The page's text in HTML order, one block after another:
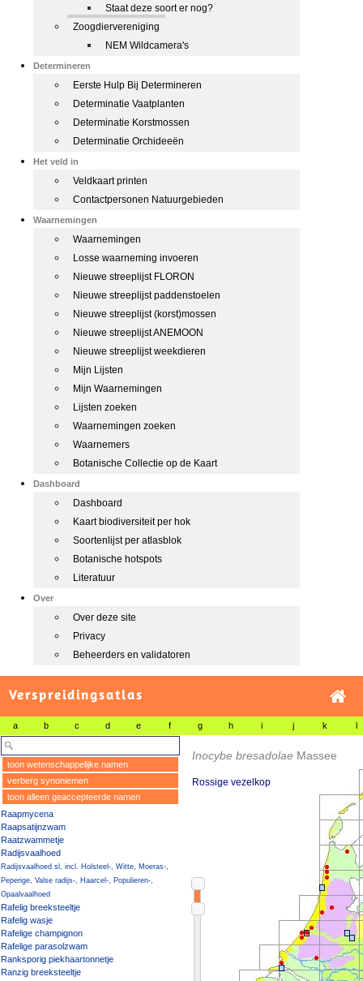
Staat deze soort er nog?
Zoogdiervereniging
NEM Wildcamera's
Determineren
Eerste Hulp Bij Determineren
Determinatie Vaatplanten
Determinatie Korstmossen
Determinatie Orchideeën
Het veld in
Veldkaart printen
Contactpersonen Natuurgebieden
Waarnemingen
Waarnemingen
Losse waarneming invoeren
Nieuwe streeplijst FLORON
Nieuwe streeplijst paddenstoelen
Nieuwe streeplijst (korst)mossen
Nieuwe streeplijst ANEMOON
Nieuwe streeplijst weekdieren
Mijn Lijsten
Mijn Waarnemingen
Lijsten zoeken
Waarnemingen zoeken
Waarnemers
Botanische Collectie op de Kaart
Dashboard
Dashboard
Kaart biodiversiteit per hok
Soortenlijst per atlasblok
Botanische hotspots
Literatuur
Over
Over deze site
Privacy
Beheerders en validatoren
Verspreidingsatlas
a b c d e f g h i j k l
toon wetenschappelijke namen
verberg synoniemen
toon alleen geaccepteerde namen
Raapmycena
Raapsatijnzwam
Raatzwammetje
Radijsvaalhoed
Radijsvaalhoed sl, incl. Holsteel-, Witte, Moeras-,
Peperige, Valse radijs-, Haarcel-, Populieren-,
Opaalvaalhoed
Rafelig breeksteeltje
Rafelig wasje
Rafelige champignon
Rafelige parasolzwam
Ranksporig piekhaartonnetje
Ranzig breeksteeltje
Inocybe bresadolae Massee
Rossige vezelkop